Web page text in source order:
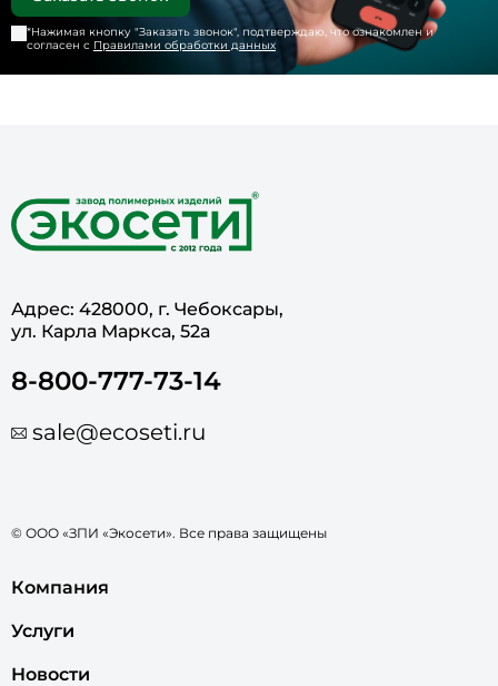
*Нажимая кнопку "Заказать звонок", подтверждаю, что ознакомлен и
согласен с Правилами обработки данных
Адрес: 428000, г. Чебоксары,
ул. Карла Маркса, 52а
8-800-777-73-14
sale@ecoseti.ru
© ООО «ЗПИ «Экосети». Все права защищены
Компания
Услуги
Новости